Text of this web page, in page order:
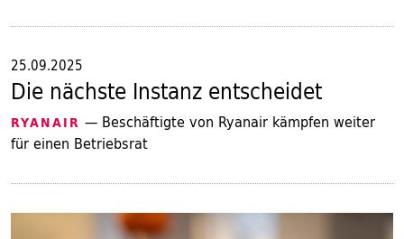
25.09.2025
Die nächste Instanz entscheidet
RYANAIR — Beschäftigte von Ryanair kämpfen weiter
für einen Betriebsrat